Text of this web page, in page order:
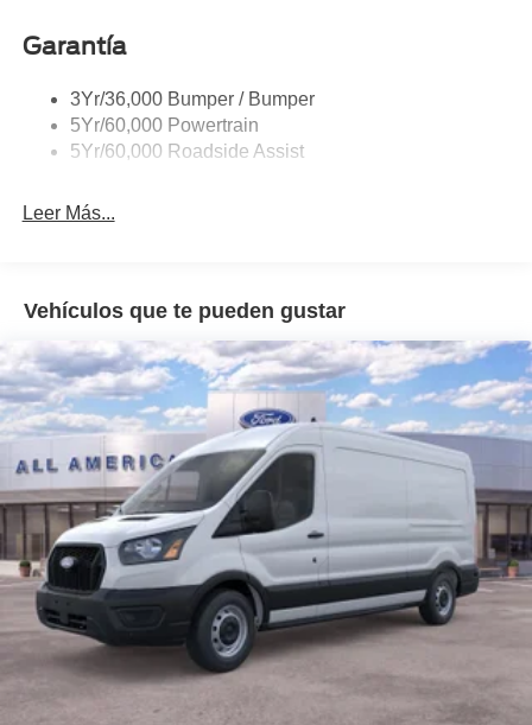
Single Sliding Side Door
Wipers - Rain-Sensing
Garantía
3Yr/36,000 Bumper / Bumper
5Yr/60,000 Powertrain
5Yr/60,000 Roadside Assist
Leer Más...
Vehículos que te pueden gustar